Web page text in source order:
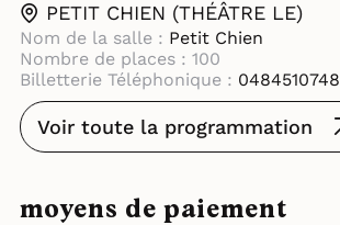
PETIT CHIEN (THÉÂTRE LE)
Nom de la salle : Petit Chien
Nombre de places : 100
Billetterie Téléphonique : 0484510748
Voir toute la programmation
moyens de paiement